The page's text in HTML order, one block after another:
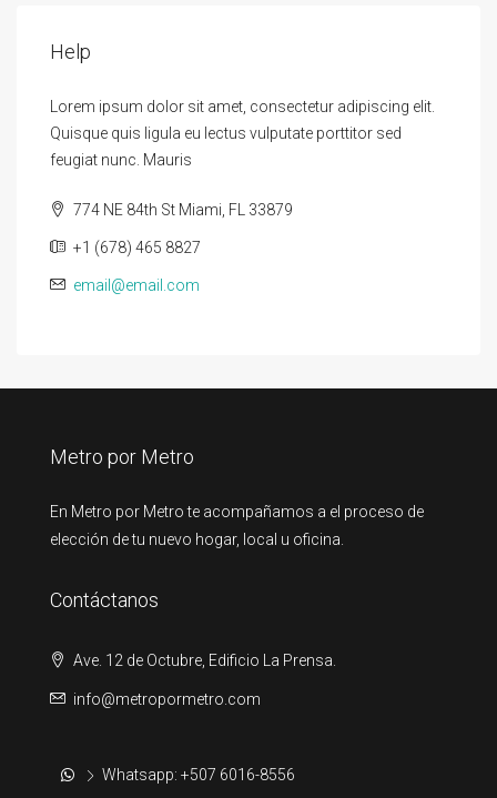
Help
Lorem ipsum dolor sit amet, consectetur adipiscing elit.
Quisque quis ligula eu lectus vulputate porttitor sed
feugiat nunc. Mauris
774 NE 84th St Miami, FL 33879
+1 (678) 465 8827
email@email.com
Metro por Metro
En Metro por Metro te acompañamos a el proceso de
elección de tu nuevo hogar, local u oficina.
Contáctanos
Ave. 12 de Octubre, Edificio La Prensa.
info@metropormetro.com
Whatsapp: +507 6016-8556